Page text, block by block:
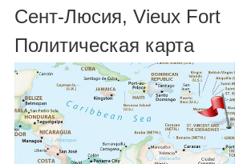
Сент-Люсия, Vieux Fort
Политическая карта